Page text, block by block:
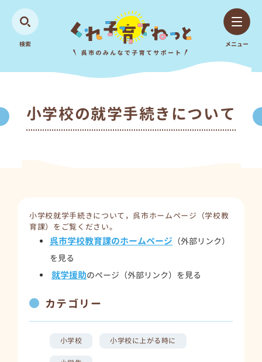
検索 メニュー
小学校の就学手続きについて
小学校就学手続きについて，呉市ホームページ（学校教
育課）をご覧ください。
呉市学校教育課のホームページ （外部リンク）
を見る
就学援助のページ（外部リンク）を見る
カテゴリー
小学校 小学校に上がる時に